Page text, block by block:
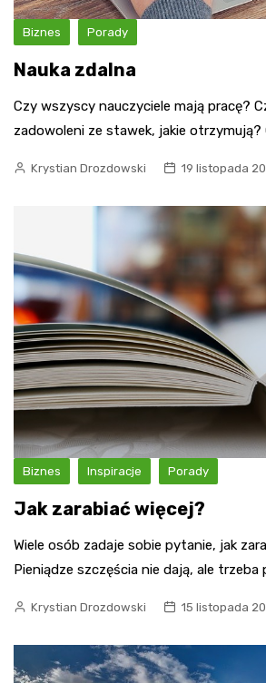
Biznes Porady
Nauka zdalna
Czy wszyscy nauczyciele mają pracę?
zadowoleni ze stawek, jakie otrzymują?
Krystian Drozdowski 19 listopada
Biznes Inspiracje Porady
Jak zarabiać więcej?
Wiele osób zadaje sobie pytanie, jak
Pieniądze szczęścia nie dają, ale trzeba
Krystian Drozdowski 15 listopada